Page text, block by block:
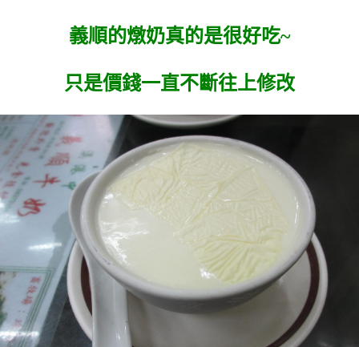
義順的燉奶真的是很好吃~
只是價錢一直不斷往上修改